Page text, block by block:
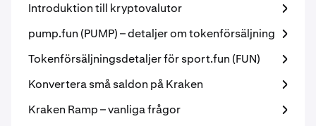
Introduktion till kryptovalutor
pump.fun (PUMP) – detaljer om tokenförsäljning
Tokenförsäljningsdetaljer för sport.fun (FUN)
Konvertera små saldon på Kraken
Kraken Ramp – vanliga frågor